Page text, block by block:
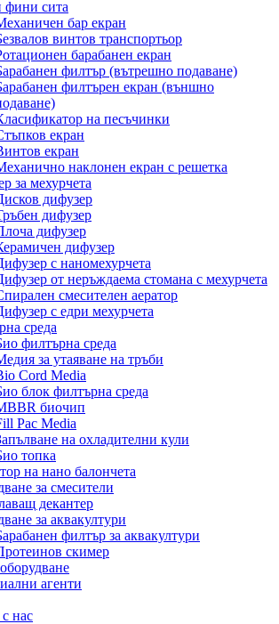
фини сита
бар екран
винтов транспортьор
барабанен екран
филтър (вътрешно подаване)
филтърен екран (външно
на песъчинки
екран
екран
наклонен екран с решетка
за мехурчета
дифузер
дифузер
дифузер
дифузер
с наномехурчета
от неръждаема стомана с мехурчета
смесителен аератор
с едри мехурчета
среда
филтърна среда
за утаяване на тръби
Cord Media
блок филтърна среда
биочип
Pac Media
на охладителни кули
топка
на нано балончета
за смесители
декантер
за аквакултури
филтър за аквакултури
скимер
агенти
нас